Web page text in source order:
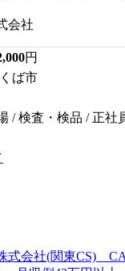
会社
円
ば市
/ 検査・検品 / 正社